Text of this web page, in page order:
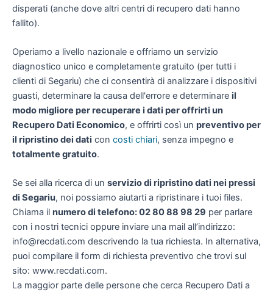
disperati (anche dove altri centri di recupero dati hanno
fallito).
Operiamo a livello nazionale e offriamo un servizio
diagnostico unico e completamente gratuito (per tutti i
clienti di Segariu) che ci consentirà di analizzare i dispositivi
guasti, determinare la causa dell'errore e determinare il
modo migliore per recuperare i dati per offrirti un
Recupero Dati Economico, e offrirti così un preventivo per
il ripristino dei dati con costi chiari, senza impegno e
totalmente gratuito.
Se sei alla ricerca di un servizio di ripristino dati nei pressi
di Segariu, noi possiamo aiutarti a ripristinare i tuoi files.
Chiama il numero di telefono: 02 80 88 98 29 per parlare
con i nostri tecnici oppure inviare una mail all’indirizzo:
info@recdati.com descrivendo la tua richiesta. In alternativa,
puoi compilare il form di richiesta preventivo che trovi sul
sito: www.recdati.com.
La maggior parte delle persone che cerca Recupero Dati a